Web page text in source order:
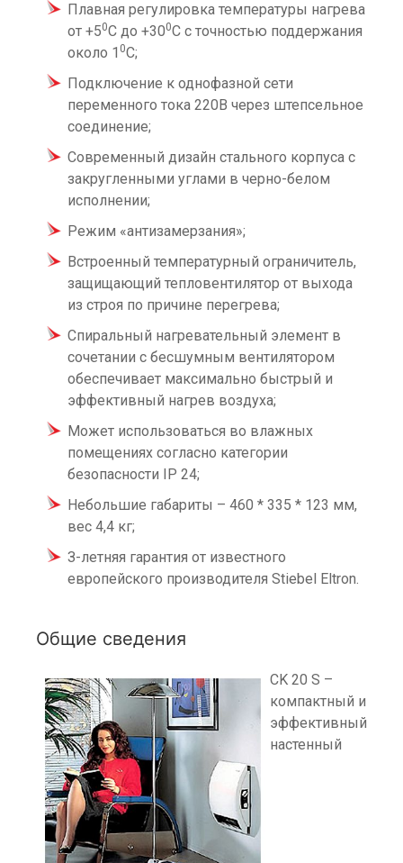
Плавная регулировка температуры нагрева
от +50С до +300С с точностью поддержания
около 1 0С;
Подключение к однофазной сети
переменного тока 220В через штепсельное
соединение;
Современный дизайн стального корпуса с
закругленными углами в черно-белом
исполнении;
Режим «антизамерзания»;
Встроенный температурный ограничитель,
защищающий тепловентилятор от выхода
из строя по причине перегрева;
Спиральный нагревательный элемент в
сочетании с бесшумным вентилятором
обеспечивает максимально быстрый и
эффективный нагрев воздуха;
Может использоваться во влажных
помещениях согласно категории
безопасности IP 24;
Небольшие габариты – 460 * 335 * 123 мм,
вес 4,4 кг;
З-летняя гарантия от известного
европейского производителя Stiebel Eltron.
Общие сведения
CK 20 S –
компактный и
эффективный
настенный